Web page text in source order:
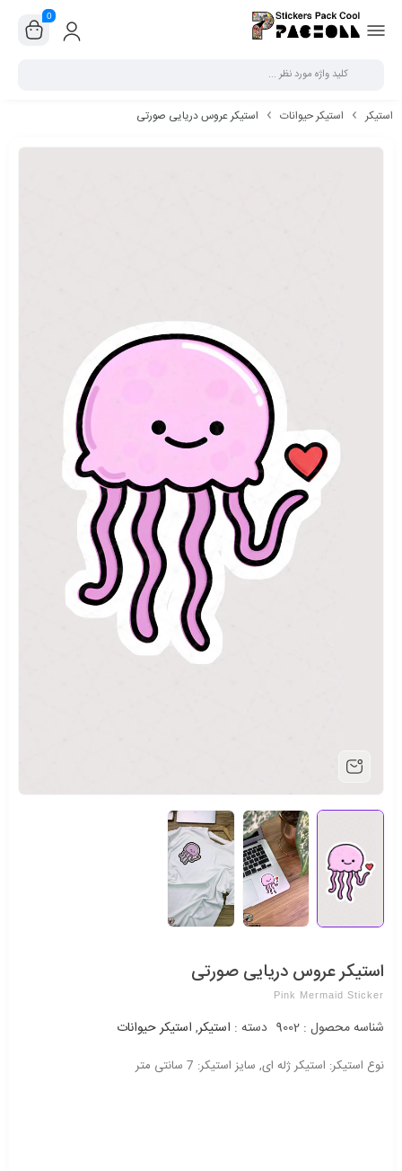
0
استیکر استیکر حیوانات استیکر عروس دریایی صورتی
استیکر عروس دریایی صورتی
Pink Mermaid Sticker
شناسه محصول : 9002 دسته : استیکر, استیکر حیوانات
نوع استیکر: استیکر ژله ای, سایز استیکر: 7 سانتی متر